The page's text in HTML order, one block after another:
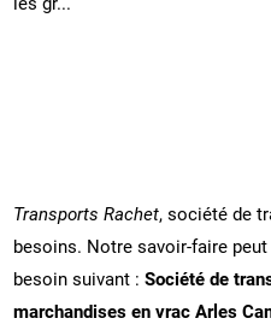
Transports Rachet, société de
besoins. Notre savoir-faire
besoin suivant :Société de
marchandises en vrac Arles